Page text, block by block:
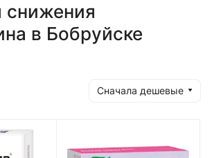
в Бобруйске
Сначала дешевые